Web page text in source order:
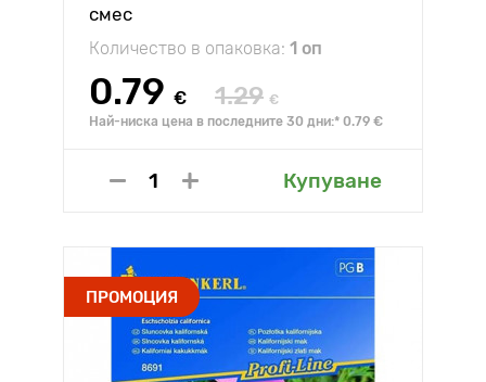
смес
Количество в опаковка: 1 оп
0.79 € 1.29 €
Най-ниска цена в последните 30 дни:* 0.79 €
Купуване
ПРОМОЦИЯ